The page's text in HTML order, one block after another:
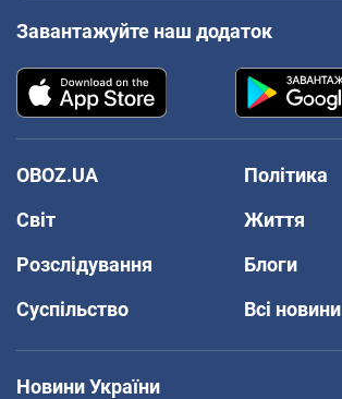
Завантажуйте наш додаток
OBOZ.UA
Політика
Світ
Життя
Розслідування
Блоги
Суспільство
Всі новини
Новини України